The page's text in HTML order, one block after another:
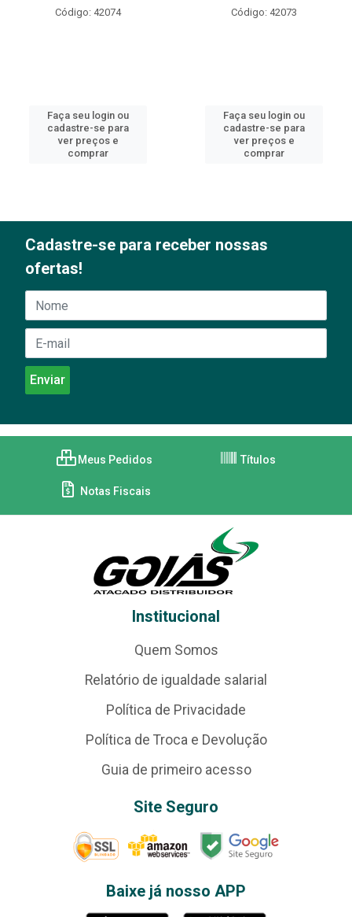
Código: 42074
Faça seu login ou
cadastre-se para
ver preços e
comprar
Código: 42073
Faça seu login ou
cadastre-se para
ver preços e
comprar
Cadastre-se para receber nossas
ofertas!
Meus Pedidos Títulos
Notas Fiscais
Institucional
Quem Somos
Relatório de igualdade salarial
Política de Privacidade
Política de Troca e Devolução
Guia de primeiro acesso
Site Seguro
Baixe já nosso APP